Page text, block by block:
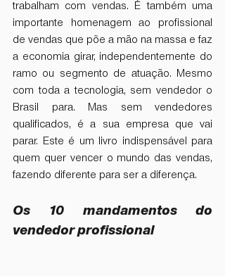
trabalham com vendas. É também uma
importante homenagem ao profissional
de vendas que põe a mão na massa e faz
a economia girar, independentemente do
ramo ou segmento de atuação. Mesmo
com toda a tecnologia, sem vendedor o
Brasil para. Mas sem vendedores
qualificados, é a sua empresa que vai
parar. Este é um livro indispensável para
quem quer vencer o mundo das vendas,
fazendo diferente para ser a diferença.
Os 10 mandamentos do
vendedor profissional